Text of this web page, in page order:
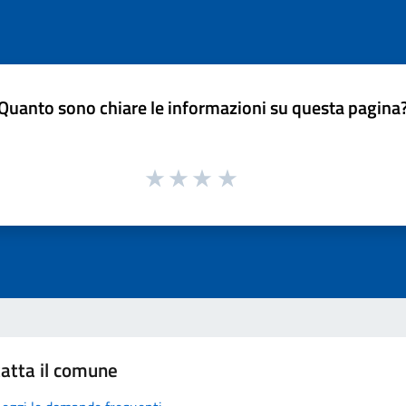
sono chiare le informazioni su questa
il comune